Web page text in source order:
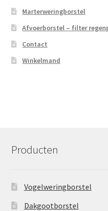
Marterweringborstel
Afvoerborstel – filter
Contact
Winkelmand
Producten
Vogelweringborstel
Dakgootborstel